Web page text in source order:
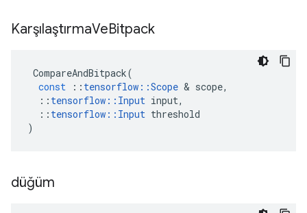
KarşılaştırmaVeBitpack
CompareAndBitpack(
const
:: tensorflow ::Scope & scope,
:: tensorflow :: Input input,
:: tensorflow :: Input threshold
)
düğüm